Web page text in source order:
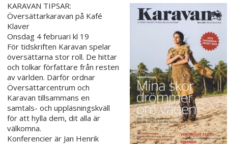
KARAVAN TIPSAR:
Översättarkaravan på Kafé
Klaver
Onsdag 4 februari kl 19
För tidskriften Karavan spelar
översättarna stor roll. De hittar
och tolkar författare från resten
av världen. Därför ordnar
Översättarcentrum och
Karavan tillsammans en
samtals- och uppläsningskväll
för att hylla dem, dit alla är
välkomna.
Konferencier är Jan Henrik